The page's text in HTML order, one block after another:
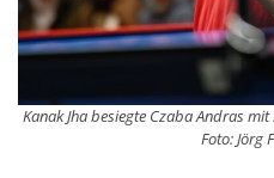
Kanak Jha besiegte Czaba Andras
Foto: Jörg